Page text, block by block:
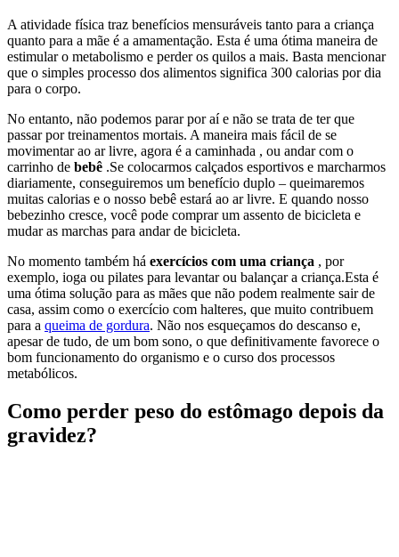
A atividade física traz benefícios mensuráveis tanto para a criança
quanto para a mãe é a amamentação. Esta é uma ótima maneira de
estimular o metabolismo e perder os quilos a mais. Basta mencionar
que o simples processo dos alimentos significa 300 calorias por dia
para o corpo.
No entanto, não podemos parar por aí e não se trata de ter que
passar por treinamentos mortais. A maneira mais fácil de se
movimentar ao ar livre, agora é a caminhada , ou andar com o
carrinho de bebê .Se colocarmos calçados esportivos e marcharmos
diariamente, conseguiremos um benefício duplo – queimaremos
muitas calorias e o nosso bebê estará ao ar livre. E quando nosso
bebezinho cresce, você pode comprar um assento de bicicleta e
mudar as marchas para andar de bicicleta.
No momento também há exercícios com uma criança , por
exemplo, ioga ou pilates para levantar ou balançar a criança.Esta é
uma ótima solução para as mães que não podem realmente sair de
casa, assim como o exercício com halteres, que muito contribuem
para a queima de gordura. Não nos esqueçamos do descanso e,
apesar de tudo, de um bom sono, o que definitivamente favorece o
bom funcionamento do organismo e o curso dos processos
metabólicos.
Como perder peso do estômago depois da
gravidez?